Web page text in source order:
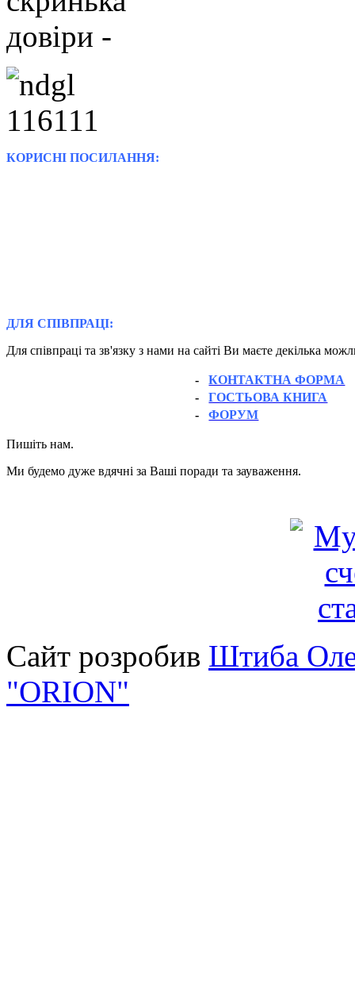
КОРИСНІ ПОСИЛАННЯ:
ДЛЯ СПІВПРАЦІ:
Для співпраці та зв'язку з нами на сайті Ви маєте декілька
-
КОНТАКТНА ФОРМА
-
ГОСТЬОВА КНИГА
-
ФОРУМ
Пишіть нам.
Ми будемо дуже вдячні за Ваші поради та зауваження.
Сайт розробив Штиба
"ORION"